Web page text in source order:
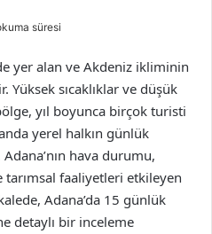
süresi
yer alan ve Akdeniz ikliminin
Yüksek sıcaklıklar ve düşük
yıl boyunca birçok turisti
yerel halkın günlük
hava durumu,
faaliyetleri etkileyen
Adana’da 15 günlük
detaylı bir inceleme